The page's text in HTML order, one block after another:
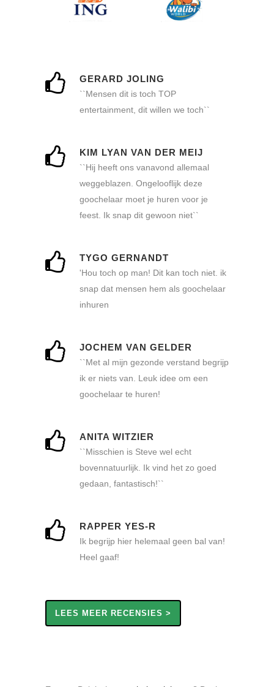
GERARD JOLING
``Mensen dit is toch TOP
entertainment, dit willen we toch``
KIM LYAN VAN DER MEIJ
``Hij heeft ons vanavond allemaal
weggeblazen. Ongelooflijk deze
goochelaar moet je huren voor je
feest. Ik snap dit gewoon niet``
TYGO GERNANDT
'Hou toch op man! Dit kan toch niet. ik
snap dat mensen hem als goochelaar
inhuren
JOCHEM VAN GELDER
``Met al mijn gezonde verstand begrijp
ik er niets van. Leuk idee om een
goochelaar te huren!
ANITA WITZIER
``Misschien is Steve wel echt
bovennatuurlijk. Ik vind het zo goed
gedaan, fantastisch!``
RAPPER YES-R
Ik begrijp hier helemaal geen bal van!
Heel gaaf!
LEES MEER RECENSIES >